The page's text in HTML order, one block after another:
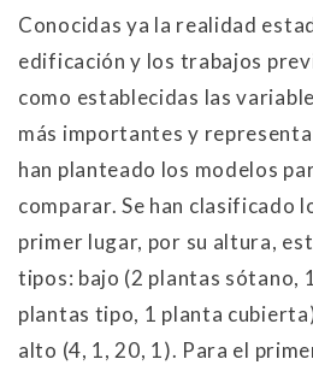
Conocidas ya la realidad
edificación y los trabajos
como establecidas las
más importantes y
han planteado los modelos
comparar. Se han clasificado
primer lugar, por su altura,
tipos: bajo (2 plantas sótano,
plantas tipo, 1 planta
alto (4, 1, 20, 1). Para el